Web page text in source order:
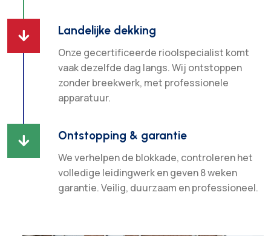
 Landelijke dekking
Onze gecertificeerde rioolspecialist komt
vaak dezelfde dag langs. Wij ontstoppen
zonder breekwerk, met professionele
apparatuur.
 Ontstopping & garantie
We verhelpen de blokkade, controleren het
volledige leidingwerk en geven 8 weken
garantie. Veilig, duurzaam en professioneel.